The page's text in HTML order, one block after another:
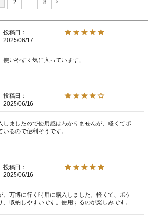
2 8
投稿日
2025/06/17
使いやすく気に入っています。
投稿日
2025/06/16
しましたので使用感はわかりませんが、軽くてポ
投稿日
2025/06/16
、万博に行く時用に購入しました。軽くて、ポケ